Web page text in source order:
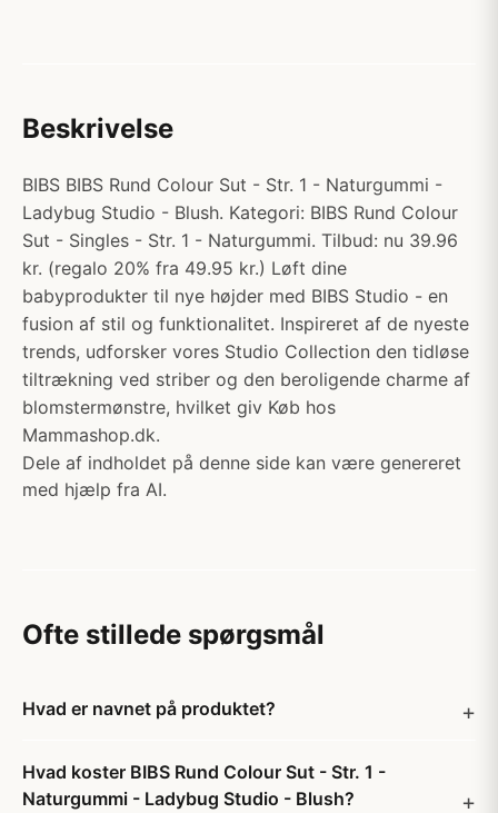
Beskrivelse
BIBS BIBS Rund Colour Sut - Str. 1 - Naturgummi -
Ladybug Studio - Blush. Kategori: BIBS Rund Colour
Sut - Singles - Str. 1 - Naturgummi. Tilbud: nu 39.96
kr. (regalo 20% fra 49.95 kr.) Løft dine
babyprodukter til nye højder med BIBS Studio - en
fusion af stil og funktionalitet. Inspireret af de nyeste
trends, udforsker vores Studio Collection den tidløse
tiltrækning ved striber og den beroligende charme af
blomstermønstre, hvilket giv Køb hos
Mammashop.dk.
Dele af indholdet på denne side kan være genereret
med hjælp fra AI.
Ofte stillede spørgsmål
Hvad er navnet på produktet?
Hvad koster BIBS Rund Colour Sut - Str. 1 -
Naturgummi - Ladybug Studio - Blush?